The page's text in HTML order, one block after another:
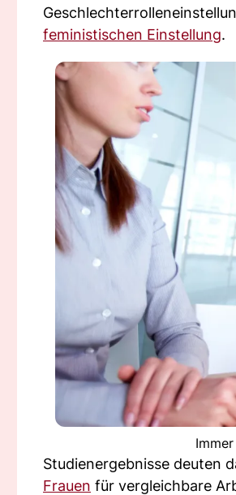
feministischen Einstellung.
Studienergebnisse deuten
Frauen für vergleichbare